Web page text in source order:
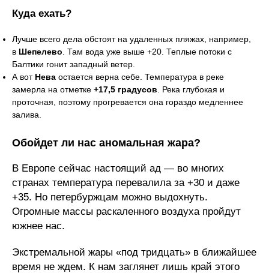
Куда ехать?
Лучше всего дела обстоят на удаленных пляжах, например,
в Шепелево . Там вода уже выше +20. Теплые потоки с
Балтики гонит западный ветер.
А вот Нева остается верна себе. Температура в реке
замерла на отметке +17,5 градусов . Река глубокая и
проточная, поэтому прогревается она гораздо медленнее
залива.
Обойдет ли нас аномальная жара?
В Европе сейчас настоящий ад — во многих
странах температура перевалила за +30 и даже
+35. Но петербуржцам можно выдохнуть.
Огромные массы раскаленного воздуха пройдут
южнее нас.
Экстремальной жары «под тридцать» в ближайшее
время не ждем. К нам заглянет лишь край этого